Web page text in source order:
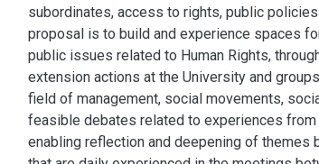
subordinates, access to rights, public
proposal is to build and experience spaces
public issues related to Human Rights,
extension actions at the University and
field of management, social movements,
feasible debates related to experiences from
enabling reflection and deepening of themes